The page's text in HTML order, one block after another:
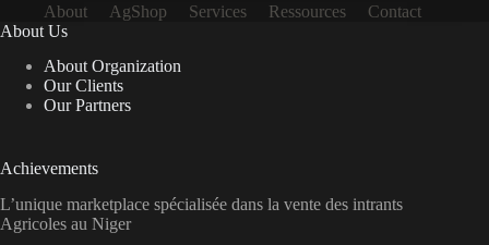
About AgShop Services Ressources
Contact
About Us
About Organization
Our Clients
Our Partners
Achievements
L’unique marketplace spécialisée dans la vente des intrants
Agricoles au Niger